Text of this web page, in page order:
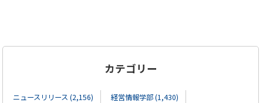
カテゴリー
ニュースリリース (2,156)
経営情報学部 (1,430)